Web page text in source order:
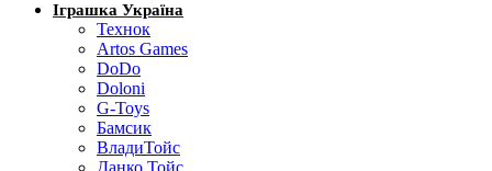
Іграшка Україна
Технок
Artos Games
DoDo
Doloni
G-Toys
Бамсик
ВладиТойс
Данко Тойс